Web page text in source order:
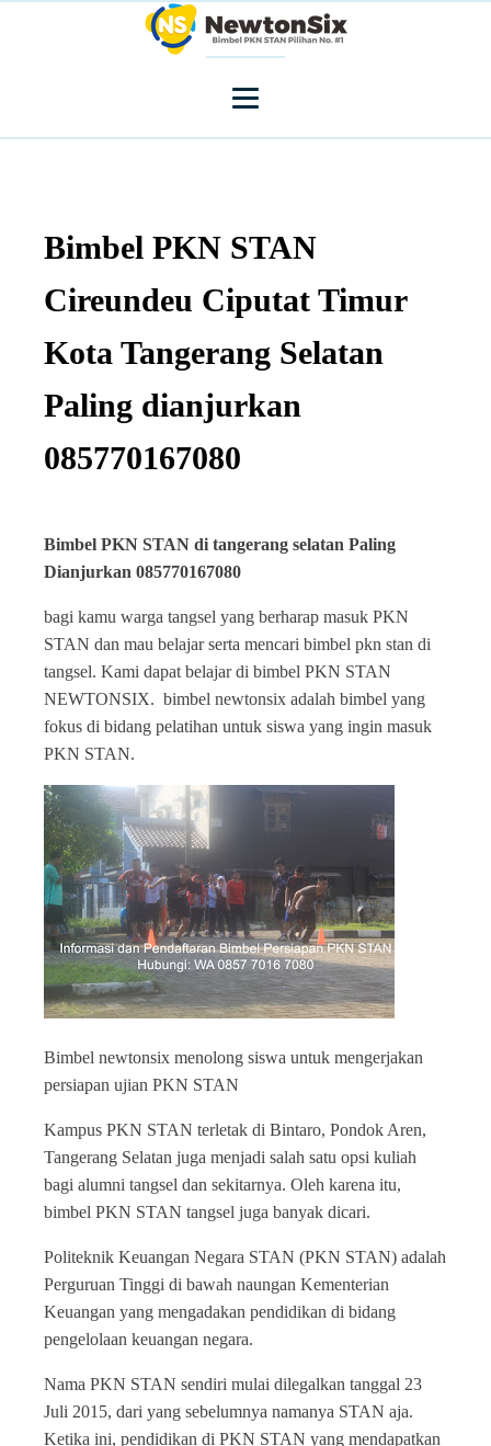
Bimbel PKN STAN
Cireundeu Ciputat Timur
Kota Tangerang Selatan
Paling dianjurkan
085770167080
Bimbel PKN STAN di tangerang selatan Paling
Dianjurkan 085770167080
bagi kamu warga tangsel yang berharap masuk PKN
STAN dan mau belajar serta mencari bimbel pkn stan di
tangsel. Kami dapat belajar di bimbel PKN STAN
NEWTONSIX. bimbel newtonsix adalah bimbel yang
fokus di bidang pelatihan untuk siswa yang ingin masuk
PKN STAN.
Bimbel newtonsix menolong siswa untuk mengerjakan
persiapan ujian PKN STAN
Kampus PKN STAN terletak di Bintaro, Pondok Aren,
Tangerang Selatan juga menjadi salah satu opsi kuliah
bagi alumni tangsel dan sekitarnya. Oleh karena itu,
bimbel PKN STAN tangsel juga banyak dicari.
Politeknik Keuangan Negara STAN (PKN STAN) adalah
Perguruan Tinggi di bawah naungan Kementerian
Keuangan yang mengadakan pendidikan di bidang
pengelolaan keuangan negara.
Nama PKN STAN sendiri mulai dilegalkan tanggal 23
Juli 2015, dari yang sebelumnya namanya STAN aja.
Ketika ini, pendidikan di PKN STAN yang mendapatkan